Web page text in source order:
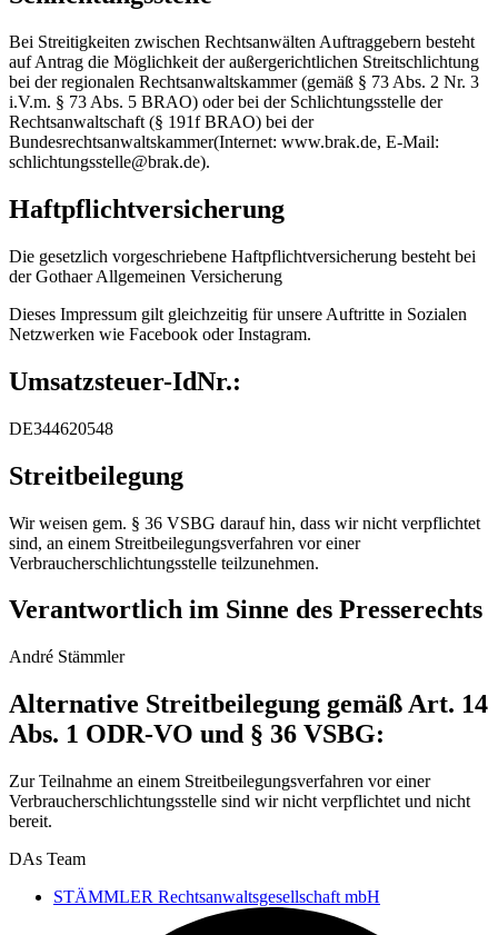
Bei Streitigkeiten zwischen Rechtsanwälten Auftraggebern besteht
auf Antrag die Möglichkeit der außergerichtlichen Streitschlichtung
bei der regionalen Rechtsanwaltskammer (gemäß § 73 Abs. 2 Nr. 3
i.V.m. § 73 Abs. 5 BRAO) oder bei der Schlichtungsstelle der
Rechtsanwaltschaft (§ 191f BRAO) bei der
Bundesrechtsanwaltskammer(Internet: www.brak.de, E-Mail:
schlichtungsstelle@brak.de).
Haftpflichtversicherung
Die gesetzlich vorgeschriebene Haftpflichtversicherung besteht bei
der Gothaer Allgemeinen Versicherung
Dieses Impressum gilt gleichzeitig für unsere Auftritte in Sozialen
Netzwerken wie Facebook oder Instagram.
Umsatzsteuer-IdNr.:
DE344620548
Streitbeilegung
Wir weisen gem. § 36 VSBG darauf hin, dass wir nicht verpflichtet
sind, an einem Streitbeilegungsverfahren vor einer
Verbraucherschlichtungsstelle teilzunehmen.
Verantwortlich im Sinne des Presserechts
André Stämmler
Alternative Streitbeilegung gemäß Art. 14
Abs. 1 ODR-VO und § 36 VSBG:
Zur Teilnahme an einem Streitbeilegungsverfahren vor einer
Verbraucherschlichtungsstelle sind wir nicht verpflichtet und nicht
bereit.
DAs Team
STÄMMLER Rechtsanwaltsgesellschaft mbH